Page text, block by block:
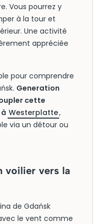
Vous pourrez y
à la tour et
Une activité
appréciée
pour comprendre
Generation
cette
Westerplatte,
via un détour ou
voilier vers la
de Gdańsk
le vent comme